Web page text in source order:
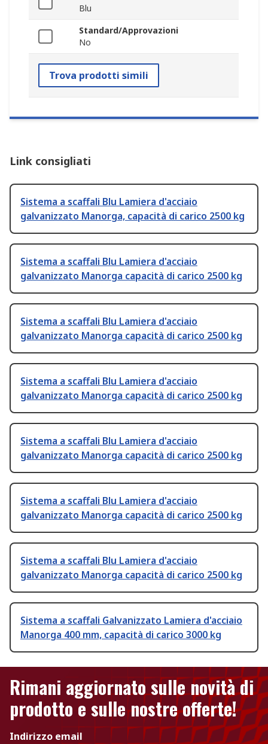
Blu
Standard/Approvazioni
No
Trova prodotti simili
Link consigliati
Sistema a scaffali Blu Lamiera d'acciaio
galvanizzato Manorga, capacità di carico 2500 kg
Sistema a scaffali Blu Lamiera d'acciaio
galvanizzato Manorga capacità di carico 2500 kg
Sistema a scaffali Blu Lamiera d'acciaio
galvanizzato Manorga capacità di carico 2500 kg
Sistema a scaffali Blu Lamiera d'acciaio
galvanizzato Manorga capacità di carico 2500 kg
Sistema a scaffali Blu Lamiera d'acciaio
galvanizzato Manorga capacità di carico 2500 kg
Sistema a scaffali Blu Lamiera d'acciaio
galvanizzato Manorga capacità di carico 2500 kg
Sistema a scaffali Blu Lamiera d'acciaio
galvanizzato Manorga capacità di carico 2500 kg
Sistema a scaffali Galvanizzato Lamiera d'acciaio
Manorga 400 mm, capacità di carico 3000 kg
Rimani aggiornato sulle novità di
prodotto e sulle nostre offerte!
Indirizzo email